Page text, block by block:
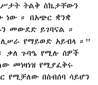
ትልቅ ስኬታቸውን
ነው ። በአጭር ቋንቋ
መውደድ ይገባናል ።
የማይወድ አይብላ ።”
ቃለ ጉባዔ የሚሉ ሰዎች
መነዛነዝ የሚያፈቅሩ
የሚቻለው በስብሰባ ሳይሆን